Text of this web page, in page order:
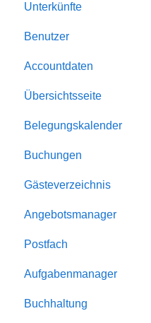
Account
Allgemein
Buchungen
Automatismen
Dokumente
E-Mailversand
Kalender
Unterkünfte
Homepage-Module
Rabatte
Schnittstellen
Unterkünfte
Benutzer
Accountdaten
Übersichtsseite
Belegungskalender
Buchungen
Buchungen
Reservierungen
Angebote
Gästeverzeichnis
Angebotsmanager
Postfach
Aufgabenmanager
Buchhaltung